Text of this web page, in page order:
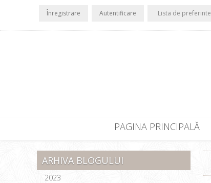
Înregistrare Autentificare Lista de preferinte
PAGINA PRINCIPALĂ
ARHIVA BLOGULUI
2023